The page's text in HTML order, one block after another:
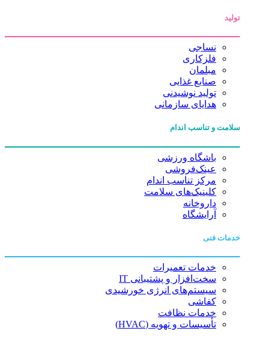
تولید
نساجی
فلزکاری
مبلمان
صنایع غذایی
تولید نوشیدنی
هدایای سازمانی
سلامت و تناسب اندام
باشگاه ورزشی
عینک‌فروشی
مرکز تناسب اندام
کلینیک‌های سلامت
داروخانه
آرایشگاه
خدمات فنی
خدمات تعمیرات
سخت‌افزار و پشتیبانی IT
سیستم‌های انرژی خورشیدی
کفاشی
خدمات نظافت
تأسیسات و تهویه (HVAC)